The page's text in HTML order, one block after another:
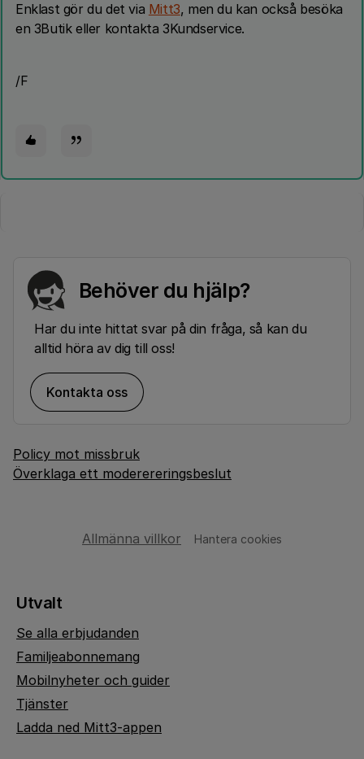
Enklast gör du det via Mitt3, men du kan också besöka
en 3Butik eller kontakta 3Kundservice.
/F
Behöver du hjälp?
Har du inte hittat svar på din fråga, så kan du
alltid höra av dig till oss!
Kontakta oss
Policy mot missbruk
Överklaga ett moderereringsbeslut
Allmänna villkor Hantera cookies
Utvalt
Se alla erbjudanden
Familjeabonnemang
Mobilnyheter och guider
Tjänster
Ladda ned Mitt3-appen